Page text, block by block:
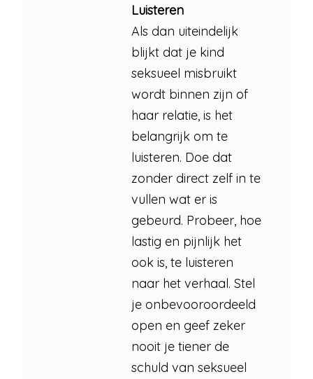
Luisteren
Als dan uiteindelijk
blijkt dat je kind
seksueel misbruikt
wordt binnen zijn of
haar relatie, is het
belangrijk om te
luisteren. Doe dat
zonder direct zelf in te
vullen wat er is
gebeurd. Probeer, hoe
lastig en pijnlijk het
ook is, te luisteren
naar het verhaal. Stel
je onbevooroordeeld
open en geef zeker
nooit je tiener de
schuld van seksueel